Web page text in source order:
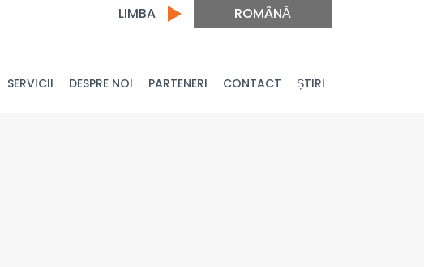
LIMBA ROMÂNĂ
SERVICII DESPRE NOI PARTENERI CONTACT ȘTIRI